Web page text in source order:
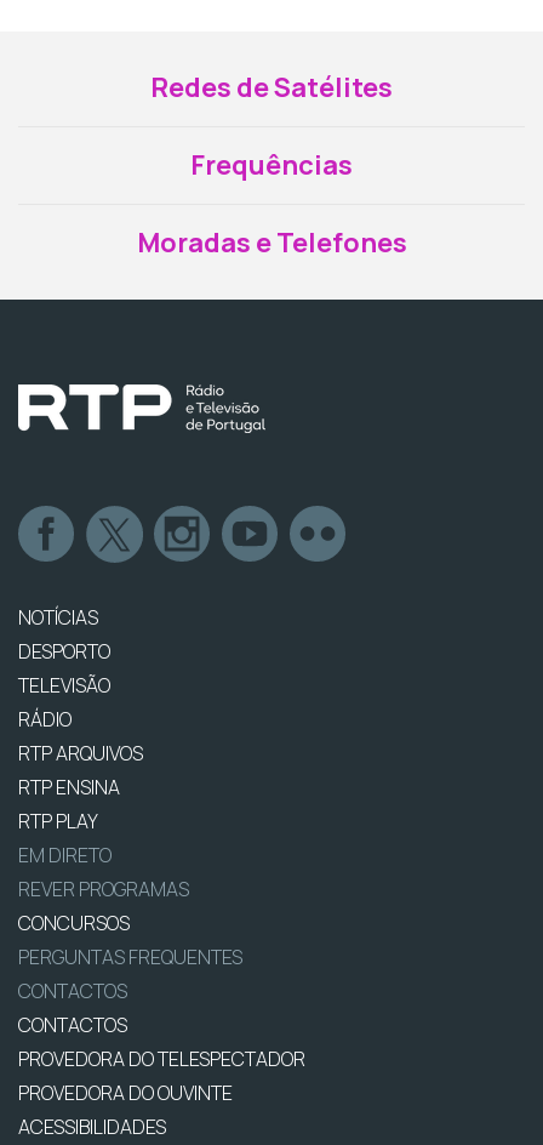
Redes de Satélites
Frequências
Moradas e Telefones
NOTÍCIAS
DESPORTO
TELEVISÃO
RÁDIO
RTP ARQUIVOS
RTP ENSINA
RTP PLAY
EM DIRETO
REVER PROGRAMAS
CONCURSOS
PERGUNTAS FREQUENTES
CONTACTOS
CONTACTOS
PROVEDORA DO TELESPECTADOR
PROVEDORA DO OUVINTE
ACESSIBILIDADES